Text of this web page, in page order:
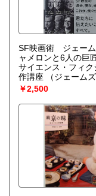
SF映画術 ジェーム
ャメロンと6人の巨
サイエンス・フィク
作講座
（ジェーム
メロン／スティーブ
ルバーグ／ジョージ
ス他）
￥2,500